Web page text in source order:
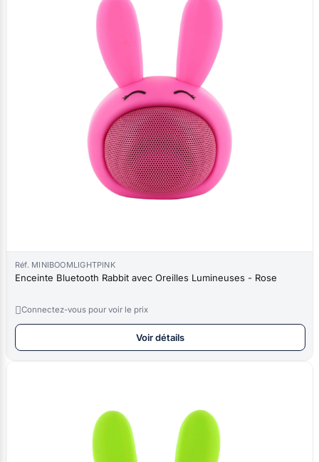
Réf. MINIBOOMLIGHTPINK
Enceinte Bluetooth Rabbit avec Oreilles Lumineuses - Rose
Connectez-vous pour voir le prix
Voir détails